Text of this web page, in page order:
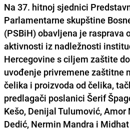
Na 37. hitnoj sjednici
Parlamentarne skupštine
(PSBiH) obavljena je rasprava
aktivnosti iz nadležnosti
Hercegovine s ciljem zaštite
uvođenje privremene zaštitne
čelika i proizvoda od čelika,
predlagači poslanici Šerif
Kešo, Denijal Tulumović,
Dedić, Nermin Mandra i